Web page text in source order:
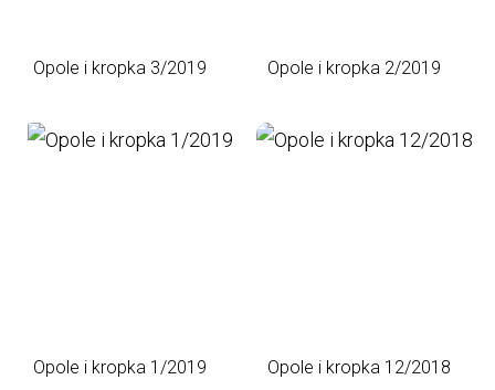
Opole i kropka 3/2019 Opole i kropka 2/2019
Opole i kropka 1/2019 Opole i kropka 12/2018